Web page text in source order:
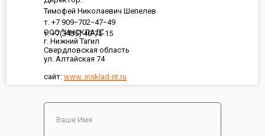
ООО "ИНСКЛАД"
г. Нижний Тагил
Свердловская область
ул. Алтайская 74
сайт: www. insklad-nt.ru
Тимофей Николаевич Шепелев
т. +7 909−702−47−49
т. +7(3435) 40-75-15